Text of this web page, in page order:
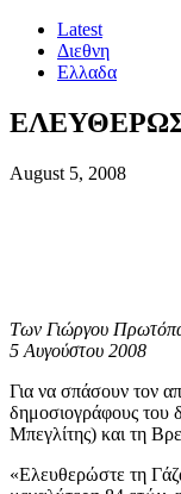
Latest
Διεθνη
Ελλαδα
August 5, 2008
Των Γιώργου
5 Αυγούστου 2008
Για να σπάσουν τον
δημοσιογράφους του
Μπεγλίτης) και τη
«Ελευθερώστε τη